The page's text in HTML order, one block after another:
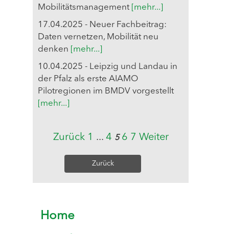
Mobilitätsmanagement [mehr...]
17.04.2025 - Neuer Fachbeitrag:
Daten vernetzen, Mobilität neu
denken
[mehr...]
10.04.2025 - Leipzig und Landau in
der Pfalz als erste AIAMO
Pilotregionen im BMDV vorgestellt
[mehr...]
Zurück 1 ... 4 5 6 7 Weiter
Zurück
Home